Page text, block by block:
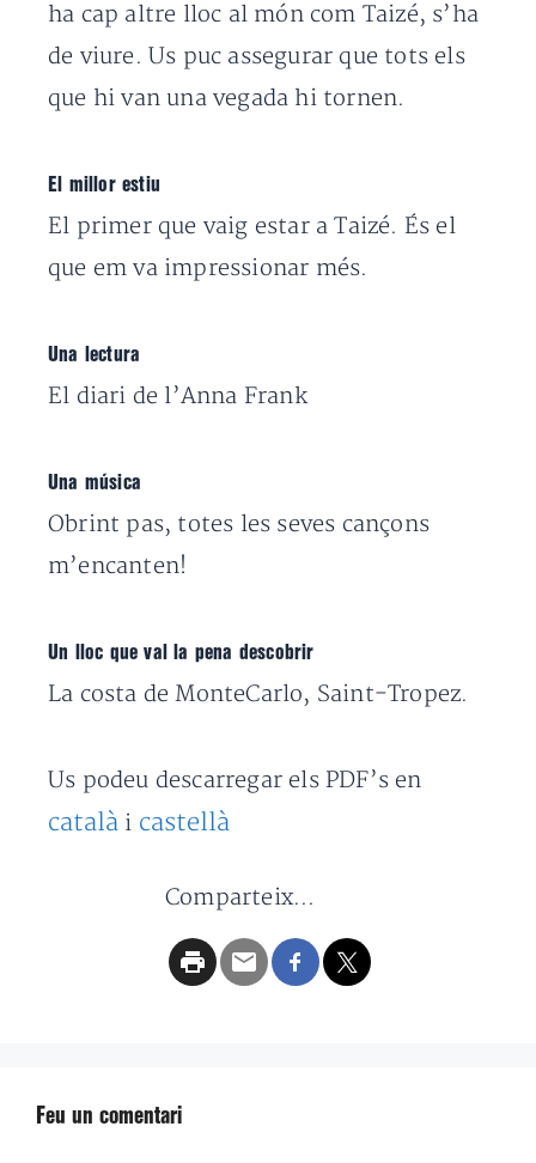
ha cap altre lloc al món com Taizé, s’ha
de viure. Us puc assegurar que tots els
que hi van una vegada hi tornen.
El millor estiu
El primer que vaig estar a Taizé. És el
que em va impressionar més.
Una lectura
El diari de l’Anna Frank
Una música
Obrint pas, totes les seves cançons
m’encanten!
Un lloc que val la pena descobrir
La costa de MonteCarlo, Saint-Tropez.
Us podeu descarregar els PDF’s en
català i castellà
Comparteix...
Feu un comentari